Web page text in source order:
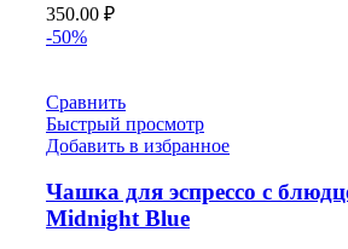
350.00 ₽
-50%
Сравнить
Быстрый просмотр
Добавить в избранное
Чашка для эспрессо с
Midnight Blue